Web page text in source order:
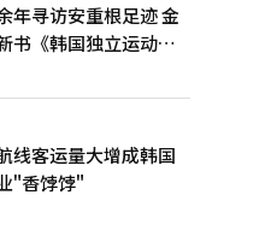
年寻访安重根足迹 金
书《韩国独立运动圣
线客运量大增成韩国
"香饽饽"